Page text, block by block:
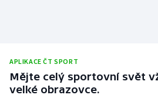
APLIKACE ČT SPORT
Mějte celý sportovní svět
velké obrazovce.